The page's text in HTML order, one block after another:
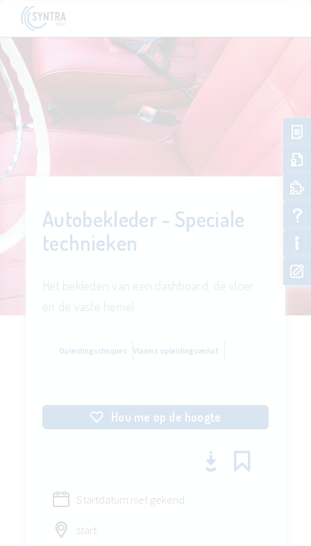
Autobekleder - Speciale
technieken
Opleidingscheques Vlaams opleidingsverlof
Hou me op de hoogte
Startdatum niet gekend
start